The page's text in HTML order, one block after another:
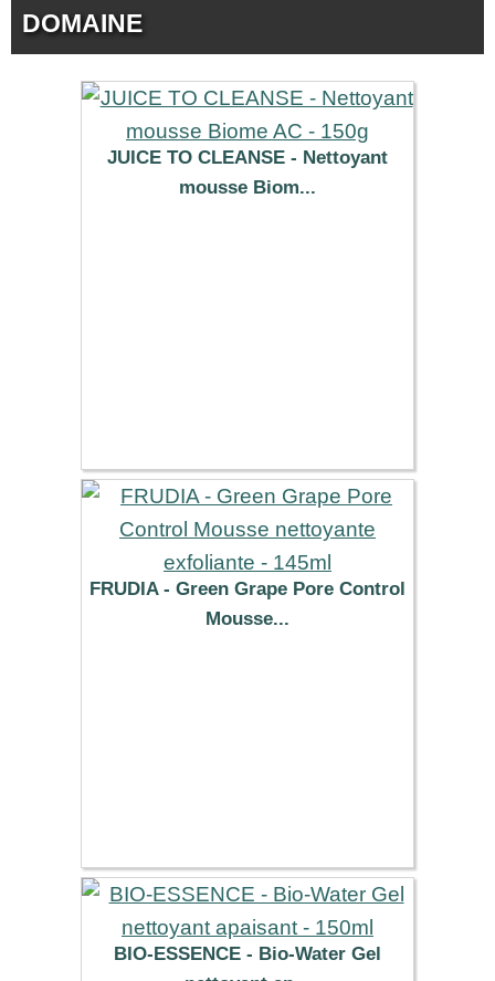
DOMAINE
JUICE TO CLEANSE - Nettoyant
mousse Biom...
FRUDIA - Green Grape Pore Control
Mousse...
BIO-ESSENCE - Bio-Water Gel